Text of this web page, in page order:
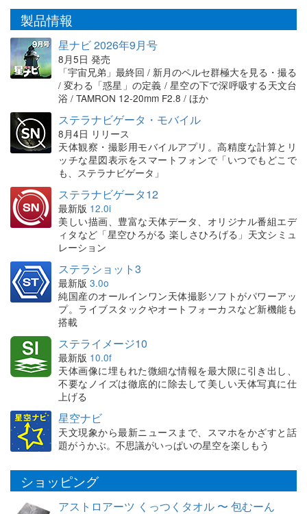
製品情報
星ナビ 2026年9月号
8月5日 発売
「宇宙兄弟」最終回 / 新月のペルセ群極大を見る・撮る
/ 変わる「惑星」の定義 / 星空の下で深呼吸する天文台
浴 / TAMRON 12-20mm F2.8 / ほか
ステラナビゲータ・モバイル
8月4日 リリース
天体観察・撮影用モバイルアプリ。高精度な計算とリ
ッチな星図表示をスマートフォンで「いつでもどこで
も、ステラナビゲータ」
ステラナビゲータ12
最新版 12.0i
美しい描画、豊富な天体データ、オリジナル番組エデ
ィタなど「星空ひろがる 楽しさひろげる」天文シミュ
レーション
ステラショット3
最新版 3.0o
純国産のオールインワン天体撮影ソフトがパワーアッ
プ。ライブスタックやオートフォーカスなど新機能も
搭載
ステライメージ10
最新版 10.0f
天体画像に埋もれた微細な情報を最大限に引き出し、
不要なノイズは徹底的に除去して美しい天体写真に仕
上げる
星空ナビ
天文現象から最新ニュースまで、スマホをかざすと話
題がうかぶ。不思議がいっぱいの星空を楽しもう
ショッピング
アストロアーツ くっつくタオル 〜 包むーん